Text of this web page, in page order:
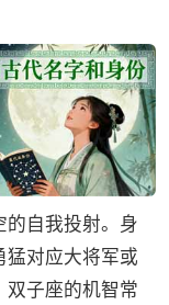
的自我投射。身
猛对应大将军或
双子座的机智常